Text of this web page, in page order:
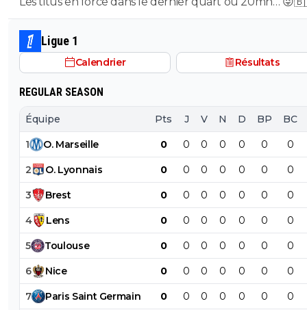
🇺🇦
Ligue 1
Calendrier Résultats
REGULAR SEASON
Équipe Pts J V N D BP BC
1 O. Marseille 0 0 0 0 0 0 0
2 O. Lyonnais 0 0 0 0 0 0 0
3 Brest 0 0 0 0 0 0 0
4 Lens 0 0 0 0 0 0 0
5 Toulouse 0 0 0 0 0 0 0
6 Nice 0 0 0 0 0 0 0
7 Paris Saint Germain 0 0 0 0 0 0 0